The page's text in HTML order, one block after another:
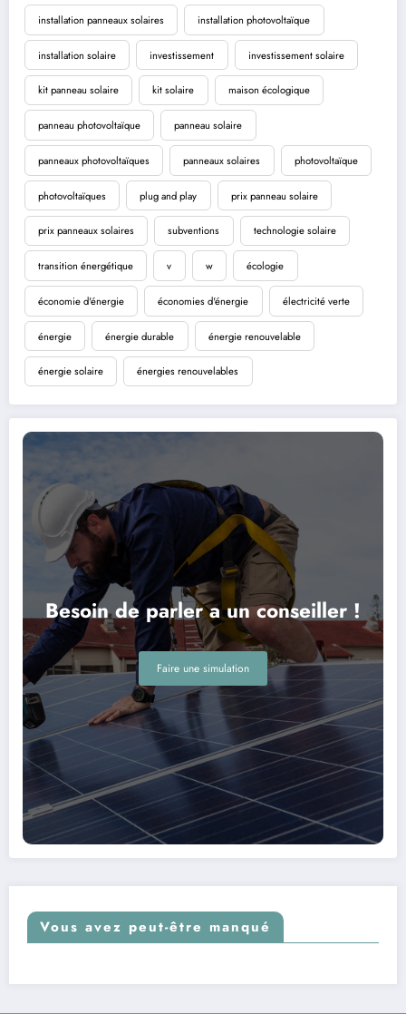
installation panneaux solaires installation photovoltaïque
installation solaire investissement investissement solaire
kit panneau solaire kit solaire maison écologique
panneau photovoltaïque panneau solaire
panneaux photovoltaïques panneaux solaires photovoltaïque
photovoltaïques plug and play prix panneau solaire
prix panneaux solaires subventions technologie solaire
transition énergétique v w écologie
économie d'énergie économies d'énergie électricité verte
énergie énergie durable énergie renouvelable
énergie solaire énergies renouvelables
Besoin de parler a un conseiller !
Faire une simulation
Vous avez peut-être manqué